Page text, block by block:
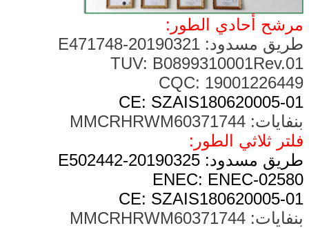
مرشح أحادي الطور:
طريق مسدود: 20190321-E471748
TUV: B0899310001Rev.01
CQC: 19001226449
CE: SZAIS180620005-01
بنفايات: MMCRHRWM60371744
فلتر ثلاثي الطور:
طريق مسدود: 20190325-E502442
ENEC: ENEC-02580
CE: SZAIS180620005-01
بنفايات: MMCRHRWM60371744